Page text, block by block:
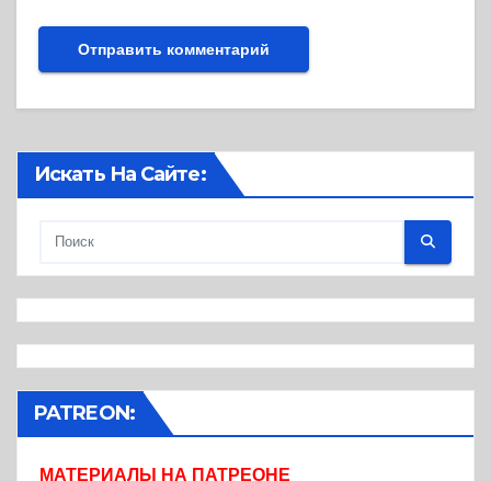
Искать На Сайте:
PATREON:
МАТЕРИАЛЫ НА ПАТРЕОНЕ